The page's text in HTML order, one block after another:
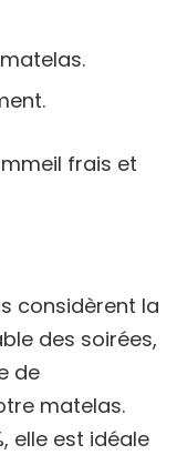
frais et
considèrent la
des soirées,
de
matelas.
elle est idéale